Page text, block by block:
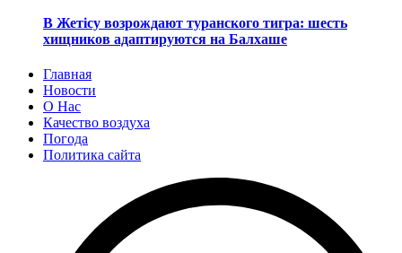
В Жетісу возрождают туранского тигра: шесть
хищников адаптируются на Балхаше
Главная
Новости
О Нас
Качество воздуха
Погода
Политика сайта